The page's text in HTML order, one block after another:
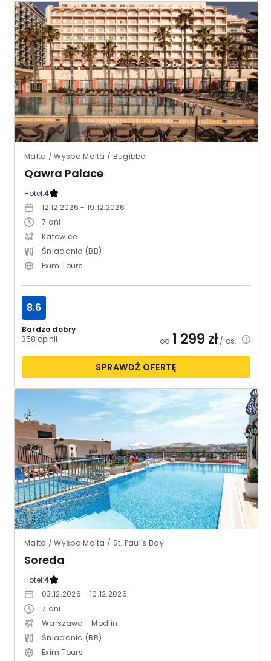
Malta / Wyspa Malta / Bugibba
Qawra Palace
Hotel:4
12.12.2026 - 19.12.2026
7 dni
Katowice
Śniadania (BB)
Exim Tours
Bardzo dobry
358 opinii
8.6
od 1 299 zł/ os.
SPRAWDŹ OFERTĘ
Malta / Wyspa Malta / St. Paul's Bay
Soreda
Hotel:4
03.12.2026 - 10.12.2026
7 dni
Warszawa - Modlin
Śniadania (BB)
Exim Tours